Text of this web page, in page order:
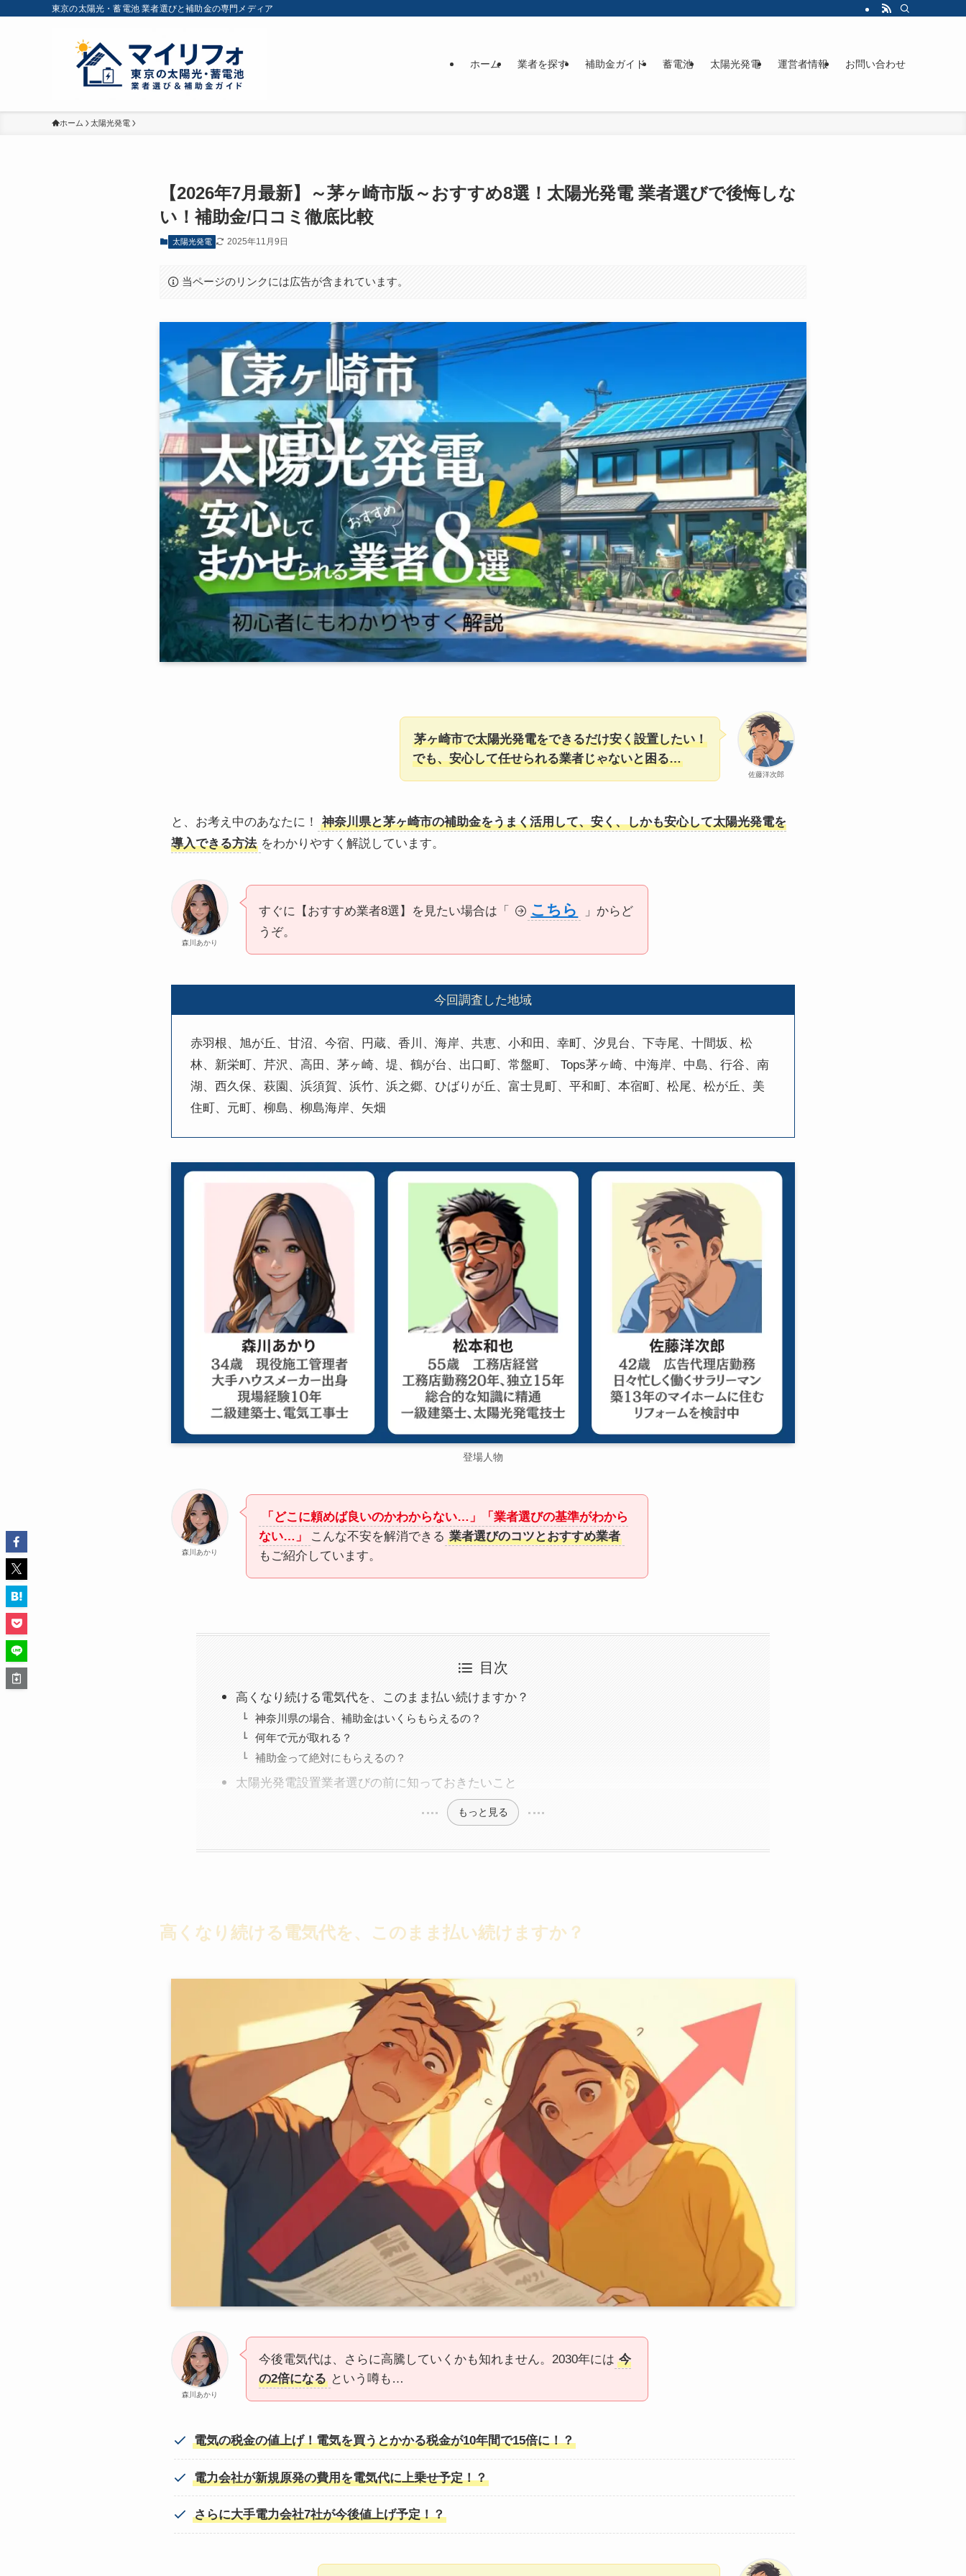
東京の太陽光・蓄電池 業者選びと補助金の専門メディア
ホーム 業者を探す 補助金ガイド 蓄電池 太陽光発電 運営者情報 お問い合わせ
ホーム 太陽光発電
【2026年7月最新】～茅ヶ崎市版～おすすめ8選！太陽光発電 業者選びで後悔しな
い！補助金/口コミ徹底比較
太陽光発電 2025年11月9日
当ページのリンクには広告が含まれています。
佐藤洋次郎
茅ヶ崎市で太陽光発電をできるだけ安く設置したい！
でも、安心して任せられる業者じゃないと困る…
と、お考え中のあなたに！
神奈川県と茅ヶ崎市の補助金をうまく活用して、安く、しかも安心して太陽光発電を
導入できる方法 をわかりやすく解説しています。
森川あかり
すぐに【おすすめ業者8選】を見たい場合は「 こちら
」からど
うぞ。
今回調査した地域
赤羽根、旭が丘、甘沼、今宿、円蔵、香川、海岸、共恵、小和田、幸町、汐見台、下寺尾、十間坂、松
林、新栄町、芹沢、高田、茅ヶ崎、堤、鶴が台、出口町、常盤町、 Tops茅ヶ崎、中海岸、中島、行谷、南
湖、西久保、萩園、浜須賀、浜竹、浜之郷、ひばりが丘、富士見町、平和町、本宿町、松尾、松が丘、美
住町、元町、柳島、柳島海岸、矢畑
登場人物
森川あかり
「どこに頼めば良いのかわからない…」「業者選びの基準がわから
ない…」
こんな不安を解消できる 業者選びのコツとおすすめ業者
もご紹介しています。
目次
高くなり続ける電気代を、このまま払い続けますか？
神奈川県の場合、補助金はいくらもらえるの？
何年で元が取れる？
補助金って絶対にもらえるの？
太陽光発電設置業者選びの前に知っておきたいこと
もっと見る
高くなり続ける電気代を、このまま払い続けますか？
森川あかり
今後電気代は、さらに高騰していくかも知れません。2030年には 今
の2倍になる という噂も…
電気の税金の値上げ！電気を買うとかかる税金が10年間で15倍に！？
電力会社が新規原発の費用を電気代に上乗せ予定！？
さらに大手電力会社7社が今後値上げ予定！？